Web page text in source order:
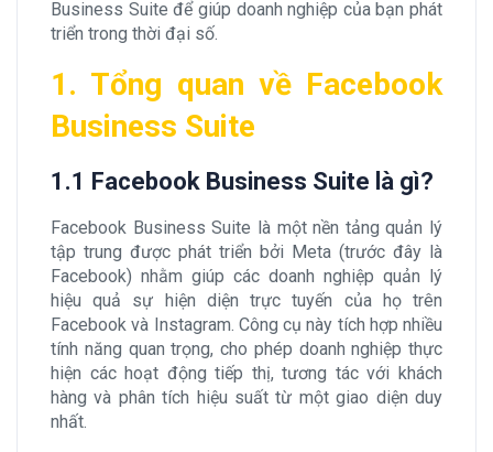
Business Suite để giúp doanh nghiệp của bạn phát
triển trong thời đại số.
1. Tổng quan về Facebook
Business Suite
1.1 Facebook Business Suite là gì?
Facebook Business Suite là một nền tảng quản lý
tập trung được phát triển bởi Meta (trước đây là
Facebook) nhằm giúp các doanh nghiệp quản lý
hiệu quả sự hiện diện trực tuyến của họ trên
Facebook và Instagram. Công cụ này tích hợp nhiều
tính năng quan trọng, cho phép doanh nghiệp thực
hiện các hoạt động tiếp thị, tương tác với khách
hàng và phân tích hiệu suất từ một giao diện duy
nhất.